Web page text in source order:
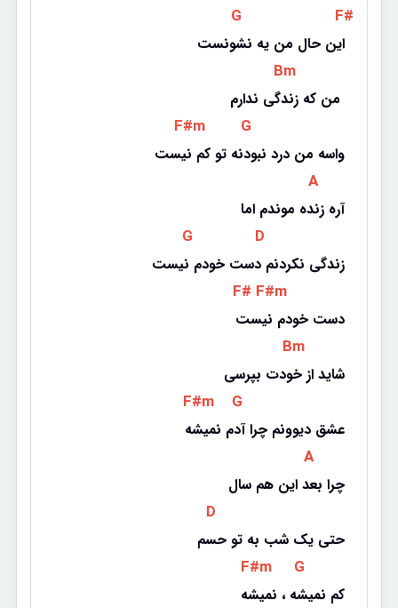
G F#
این حال من یه نشونست
Bm
F#m G
واسه من درد نبودنه تو کم نیست
A
آره زنده موندم اما
G D
زندگی نکردنم دست خودم نیست
F# F#m
دست خودم نیست
Bm
شاید از خودت بپرسی
F#m G
عشق دیوونم چرا آدم نمیشه
A
چرا بعد این هم سال
D
حتی یک شب به تو حسم
F#m G
کم نمیشه ، نمیشه